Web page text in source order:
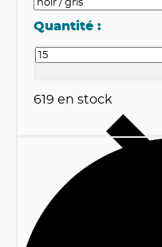
Quantité :
619 en stock